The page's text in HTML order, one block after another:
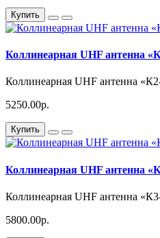
Купить
Коллинеарная UHF антенна
Коллинеарная UHF антенна
5250.00р.
Купить
Коллинеарная UHF антенна
Коллинеарная UHF антенна
5800.00р.